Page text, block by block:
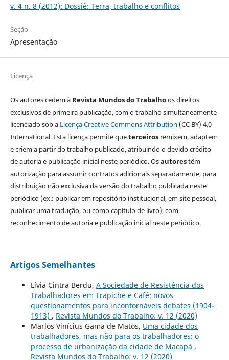
v. 4 n. 8 (2012): Dossiê: Terra, trabalho e conflitos
Seção
Apresentação
Licença
Os autores cedem à Revista Mundos do Trabalhoos direitos
exclusivos de primeira publicação, com o trabalho simultaneamente
licenciado sob a Licença Creative Commons Attribution (CC BY) 4.0
International. Esta licença permite queterceirosremixem, adaptem
e criem a partir do trabalho publicado, atribuindo o devido crédito
de autoria e publicação inicial neste periódico. Osautorestêm
autorização para assumir contratos adicionais separadamente, para
distribuição não exclusiva da versão do trabalho publicada neste
periódico (ex.: publicar em repositório institucional, em site pessoal,
publicar uma tradução, ou como capítulo de livro), com
reconhecimento de autoria e publicação inicial neste periódico.
Artigos Semelhantes
Lívia Cintra Berdu, A Sociedade de Resistência dos
Trabalhadores em Trapiche e Café: novos
questionamentos para incontornáveis debates (1904-
1913) , Revista Mundos do Trabalho: v. 12 (2020)
Marlos Vinícius Gama de Matos, Uma cidade dos
trabalhadores, mas não para os trabalhadores: o
processo de urbanização da cidade de Macapá ,
Revista Mundos do Trabalho: v. 12 (2020)